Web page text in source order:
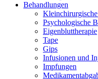
Behandlungen
Psychologische
Eigenbluttherapie
Tape
Gips
Infusionen und
Impfungen